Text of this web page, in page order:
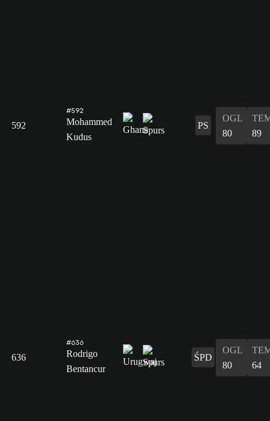
592
#592
Mohammed
Kudus
PS
OGL
80
89
636
#636
Rodrigo
Bentancur
ŚPD
OGL
80
64